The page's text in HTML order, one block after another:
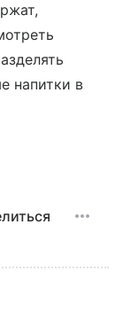
напитки в